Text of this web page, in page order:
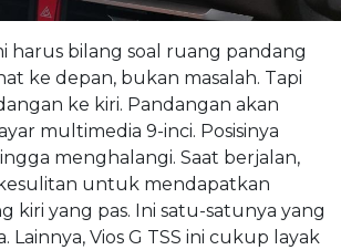
harus bilang soal ruang pandang
ke depan, bukan masalah. Tapi
ke kiri. Pandangan akan
multimedia 9-inci. Posisinya
menghalangi. Saat berjalan,
untuk mendapatkan
kiri yang pas. Ini satu-satunya yang
Lainnya, Vios G TSS ini cukup layak